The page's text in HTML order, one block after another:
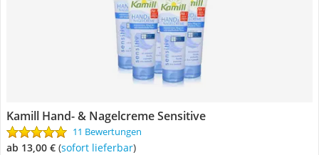
Kamill Hand- & Nagelcreme Sensitive
11 Bewertungen
ab 13,00 € ( Sofort lieferbar)